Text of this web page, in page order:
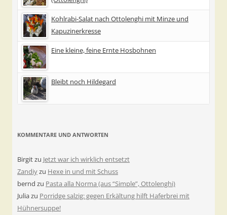
Kohlrabi-Salat nach Ottolenghi mit Minze und
Kapuzinerkresse
Eine kleine, feine Ernte Hosbohnen
Bleibt noch Hildegard
KOMMENTARE UND ANTWORTEN
Birgitzu Jetzt war ich wirklich entsetzt
Zandiyzu Hexe in und mit Schuss
bernd zu Pasta alla Norma (aus “Simple”, Ottolenghi)
Juliazu Porridge salzig: gegen Erkältung hilft Haferbrei mit
Hühnersuppe!